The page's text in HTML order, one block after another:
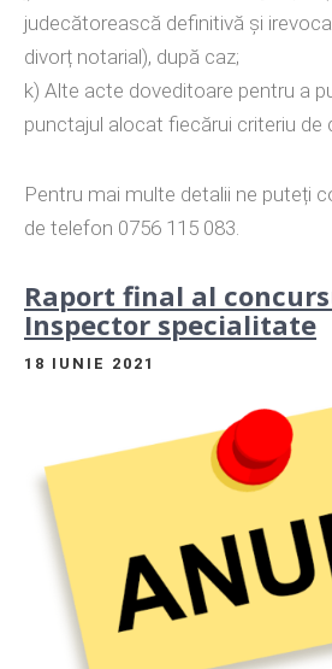
judecătorească definitivă și
divorț notarial), după caz;
k) Alte acte doveditoare pentru a
punctajul alocat fiecărui criteriu de
Pentru mai multe detalii ne puteți
de telefon 0756 115 083.
Raport final al
Inspector specialitate
18 IUNIE 2021